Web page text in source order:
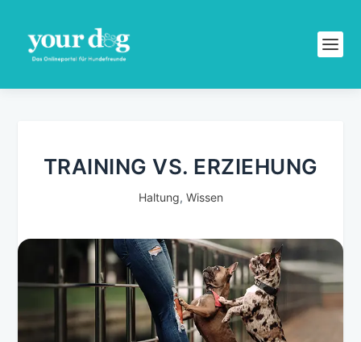
TRAINING VS. ERZIEHUNG
Haltung, Wissen